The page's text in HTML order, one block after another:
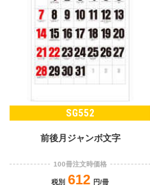
SG552
前後月ジャンボ文字
100冊注文時価格
税別 612 円/冊